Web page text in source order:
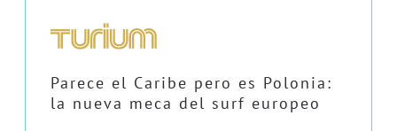
Parece el Caribe pero es Polonia:
la nueva meca del surf europeo